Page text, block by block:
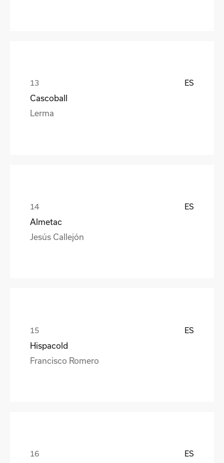
ES
Cascoball
Lerma
ES
Almetac
Jesús Callejón
ES
Hispacold
Francisco Romero
ES